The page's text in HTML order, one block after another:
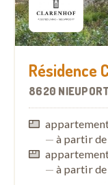
Résidence
8620 NIEUPORT
— à partir
— à partir de